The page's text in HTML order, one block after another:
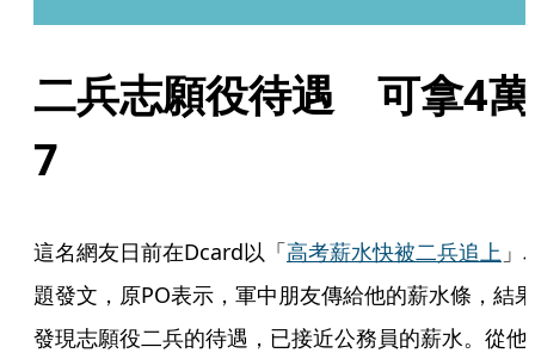
二兵志願役待遇　可拿4萬
7
這名網友日前在Dcard以「高考薪水快被二兵追上 」
題發文，原PO表示，軍中朋友傳給他的薪水條，結果
發現志願役二兵的待遇，已接近公務員的薪水。從他